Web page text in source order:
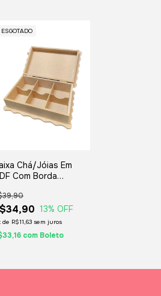
ESGOTADO
Chá/Jóias Em
Com Borda
- Ideal
Sachês De Chá Ou
13% OFF
de R$11,63 sem juros
com Boleto